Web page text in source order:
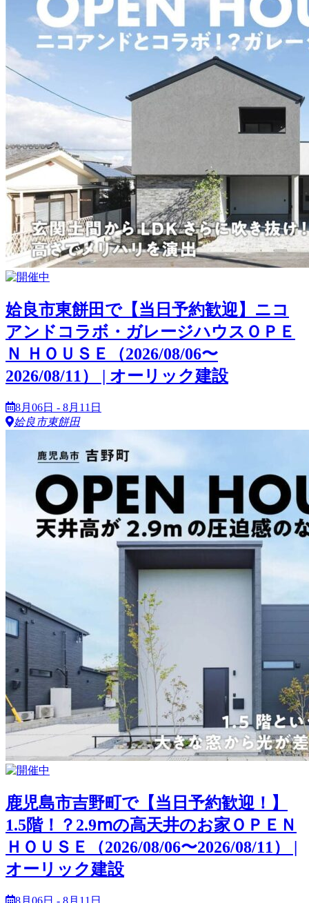
姶良市東餅田で【当日予約歓迎】ニコ
アンドコラボ・ガレージハウスＯＰＥ
Ｎ ＨＯＵＳＥ（2026/08/06〜
2026/08/11） | オーリック建設
8月06日 - 8月11日
姶良市東餅田
鹿児島市吉野町で【当日予約歓迎！】
1.5階！？2.9ⅿの高天井のお家ＯＰＥＮ
ＨＯＵＳＥ（2026/08/06〜2026/08/11） |
オーリック建設
8月06日 - 8月11日